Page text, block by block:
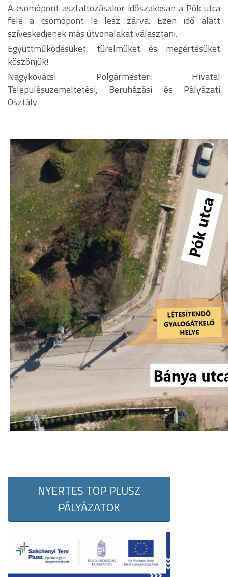
A csomópont aszfaltozásakor időszakosan a Pók utca
felé a csomópont le lesz zárva. Ezen idő alatt
szíveskedjenek más útvonalakat választani.
Együttműködésüket, türelmüket és megértésüket
köszönjük!
Nagykovácsi Polgármesteri Hivatal
Településüzemeltetési, Beruházási és Pályázati
Osztály
NYERTES TOP PLUSZ
PÁLYÁZATOK